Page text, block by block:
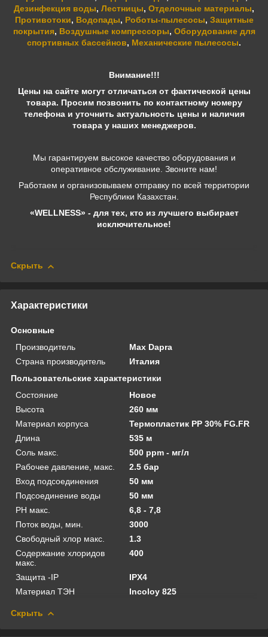
Дезинфекция воды, Лестницы, Отделочные материалы,
Противотоки, Водопады, Роботы-пылесосы, Защитные
покрытия, Воздушные компрессоры, Оборудование для
спортивных бассейнов, Механические пылесосы.
Внимание!!!
Цены на сайте могут отличаться от фактической цены
товара. Просим позвонить по контактному номеру
телефона и уточнить актуальность цены и наличия
товара у наших менеджеров.
Мы гарантируем высокое качество оборудования и
оперативное обслуживание. Звоните нам!
Работаем и организовываем отправку по всей территории
Республики Казахстан.
«WELLNESS» - для тех, кто из лучшего выбирает
исключительное!
Скрыть
Характеристики
Основные
Производитель
Max Dapra
Страна производитель
Италия
Пользовательские характеристики
Состояние
Новое
Высота
260 мм
Материал корпуса
Термопластик PP 30% FG.FR
Длина
535 м
Соль макс.
500 ppm - мг/л
Рабочее давление, макс.
2.5 бар
Вход подсоединения
50 мм
Подсоединение воды
50 мм
PH макс.
6,8 - 7,8
Поток воды, мин.
3000
Свободный хлор макс.
1.3
Содержание хлоридов
макс.
400
Защита -IP
IPX4
Материал ТЭН
Incoloy 825
Скрыть